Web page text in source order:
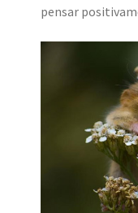
pensar